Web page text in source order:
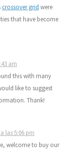
crossover grid were
that have become
am
this with many
like to suggest
Thank!
las 5:06 pm
welcome to buy our